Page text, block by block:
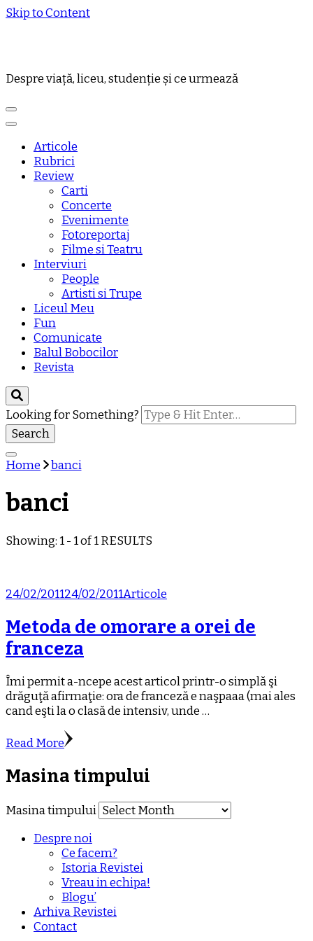
Skip to Content
Despre viață, liceu, studenție și ce urmează
Articole
Rubrici
Review
Carti
Concerte
Evenimente
Fotoreportaj
Filme si Teatru
Interviuri
People
Artisti si Trupe
Liceul Meu
Fun
Comunicate
Balul Bobocilor
Revista
Looking for Something?
Home banci
banci
Showing: 1 - 1 of 1 RESULTS
24/02/201124/02/2011Articole
Metoda de omorare a orei de
franceza
Îmi permit a-ncepe acest articol printr-o simplă şi
drăguţă afirmaţie: ora de franceză e naşpaaa (mai ales
cand eşti la o clasă de intensiv, unde …
Read More
Masina timpului
Masina timpului
Despre noi
Ce facem?
Istoria Revistei
Vreau in echipa!
Blogu’
Arhiva Revistei
Contact